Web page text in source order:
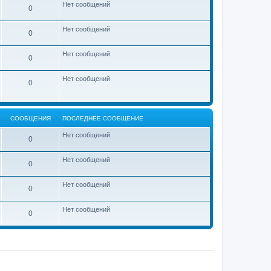
ю
н
с
о
б
и
с
н
м
у
о
о
б
н
ю
0 Нет сообщений
0 Нет сообщений
0 Нет сообщений
0 Нет сообщений
СООБЩЕНИЯ ПОСЛЕДНЕЕ СООБЩЕНИЕ
0 Нет сообщений
0 Нет сообщений
0 Нет сообщений
0 Нет сообщений